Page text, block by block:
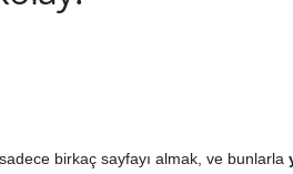
birkaç sayfayı almak, ve bunlarla